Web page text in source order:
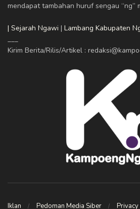
mendapat tambahan huruf sengau “ng”
| Sejarah Ngawi | Lambang Kabupaten
Kirim Berita/Rilis/Artikel :
Iklan Pedoman Media Siber